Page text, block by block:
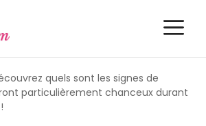
quels sont les signes de
particulièrement chanceux durant